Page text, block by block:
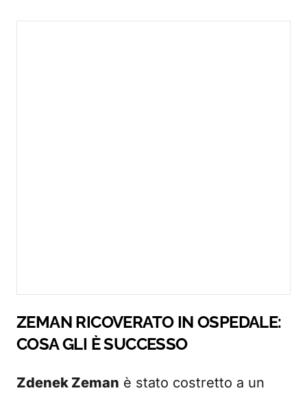
ZEMAN RICOVERATO IN OSPEDALE:
COSA GLI È SUCCESSO
Zdenek Zeman è stato costretto a un